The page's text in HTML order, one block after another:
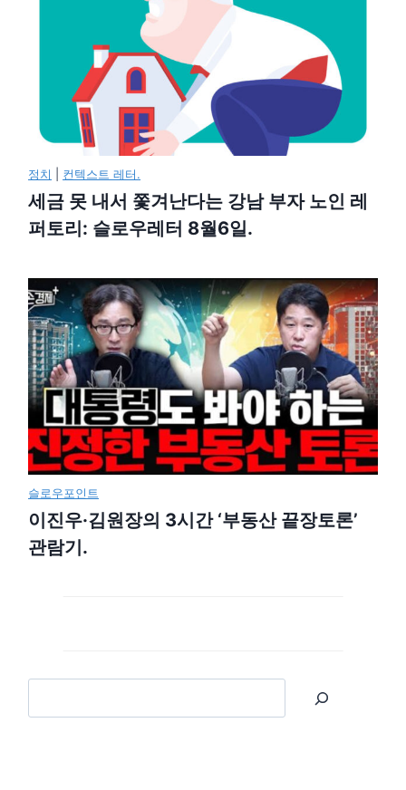
정치 컨텍스트 레터.
세금 못 내서 쫓겨난다는 강남 부자 노인 레
퍼토리: 슬로우레터 8월6일.
슬로우포인트
이진우·김원장의 3시간 ‘부동산 끝장토론’
관람기.